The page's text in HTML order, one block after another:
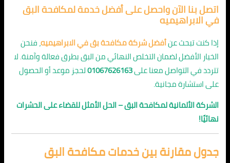
اتصل بنا الآن واحصل على أفضل خدمة لمكافحة البق
في الابراهيميه
إذا كنت تبحث عنأفضل شركة مكافحة بق في الابراهيميه، فنحن
الخيار الأفضل لضمان التخلص النهائي من البق بطرق فعالة وآمنة. لا
تتردد في التواصل معنا على01067626163لحجز موعد أو الحصول
على استشارة مجانية.
الشركة الألمانية لمكافحة البق – الحل الأمثل للقضاء على الحشرات
نهائيًا!
جدول مقارنة بين خدمات مكافحة البق